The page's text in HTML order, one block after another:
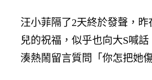
汪小菲隔了2天終於發聲，
兒的祝福，似乎也向大S喊
湊熱鬧留言質問「你怎把她